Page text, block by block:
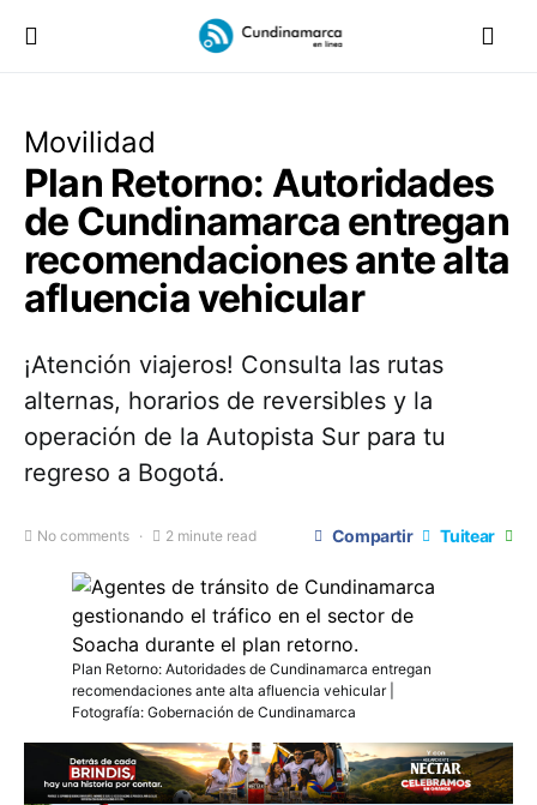
Movilidad
Plan Retorno: Autoridades
de Cundinamarca entregan
recomendaciones ante alta
afluencia vehicular
¡Atención viajeros! Consulta las rutas
alternas, horarios de reversibles y la
operación de la Autopista Sur para tu
regreso a Bogotá.
No comments 2 minute read Compartir Tuitear
Plan Retorno: Autoridades de Cundinamarca entregan
recomendaciones ante alta afluencia vehicular |
Fotografía: Gobernación de Cundinamarca